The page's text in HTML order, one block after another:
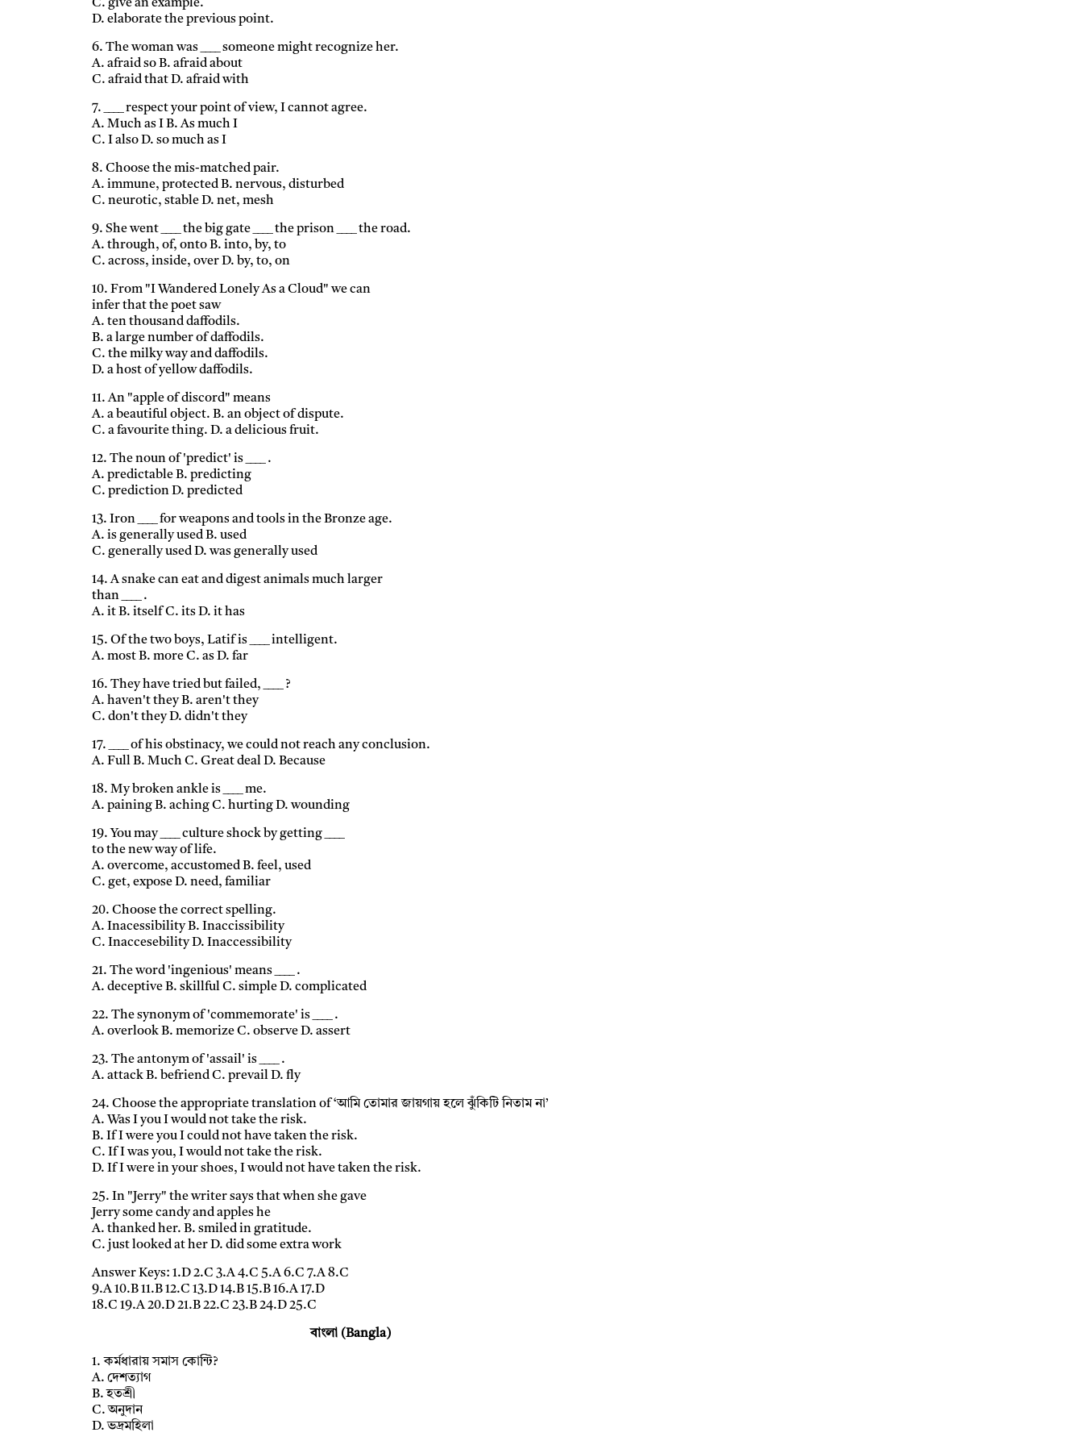
C. give an example.
D. elaborate the previous point.
6. The woman was ____ someone might recognize her.
A. afraid so B. afraid about
C. afraid that D. afraid with
7. ____ respect your point of view, I cannot agree.
A. Much as I B. As much I
C. I also D. so much as I
8. Choose the mis-matched pair.
A. immune, protected B. nervous, disturbed
C. neurotic, stable D. net, mesh
9. She went ____ the big gate ____ the prison ____ the road.
A. through, of, onto B. into, by, to
C. across, inside, over D. by, to, on
10. From "I Wandered Lonely As a Cloud" we can
infer that the poet saw
A. ten thousand daffodils.
B. a large number of daffodils.
C. the milky way and daffodils.
D. a host of yellow daffodils.
11. An "apple of discord" means
A. a beautiful object. B. an object of dispute.
C. a favourite thing. D. a delicious fruit.
12. The noun of 'predict' is ____ .
A. predictable B. predicting
C. prediction D. predicted
13. Iron ____ for weapons and tools in the Bronze age.
A. is generally used B. used
C. generally used D. was generally used
14. A snake can eat and digest animals much larger
than ____ .
A. it B. itself C. its D. it has
15. Of the two boys, Latif is ____ intelligent.
A. most B. more C. as D. far
16. They have tried but failed, ____ ?
A. haven't they B. aren't they
C. don't they D. didn't they
17. ____ of his obstinacy, we could not reach any conclusion.
A. Full B. Much C. Great deal D. Because
18. My broken ankle is ____ me.
A. paining B. aching C. hurting D. wounding
19. You may ____ culture shock by getting ____
to the new way of life.
A. overcome, accustomed B. feel, used
C. get, expose D. need, familiar
20. Choose the correct spelling.
A. Inacessibility B. Inaccissibility
C. Inaccesebility D. Inaccessibility
21. The word 'ingenious' means ____ .
A. deceptive B. skillful C. simple D. complicated
22. The synonym of 'commemorate' is ____ .
A. overlook B. memorize C. observe D. assert
23. The antonym of 'assail' is ____ .
A. attack B. befriend C. prevail D. fly
24. Choose the appropriate translation of ‘আমি তোমার জায়গায় হলে ঝুঁকিটি নিতাম না’
A. Was I you I would not take the risk.
B. If I were you I could not have taken the risk.
C. If I was you, I would not take the risk.
D. If I were in your shoes, I would not have taken the risk.
25. In "Jerry" the writer says that when she gave
Jerry some candy and apples he
A. thanked her. B. smiled in gratitude.
C. just looked at her D. did some extra work
Answer Keys: 1.D 2.C 3.A 4.C 5.A 6.C 7.A 8.C
9.A 10.B 11.B 12.C 13.D 14.B 15.B 16.A 17.D
18.C 19.A 20.D 21.B 22.C 23.B 24.D 25.C
বাংলা (Bangla)
1. কর্মধারায় সমাস কোন্টি?
A. দেশত্যাগ
B. হতশ্রী
C. অনুদান
D. ভদ্রমহিলা